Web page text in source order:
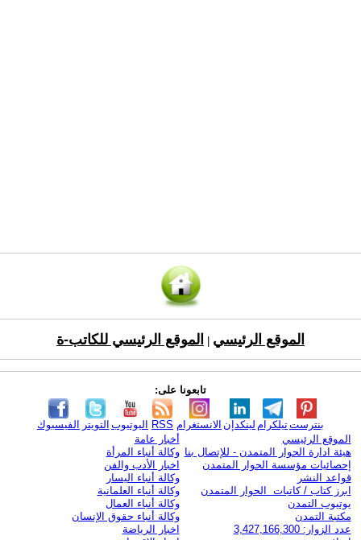
الموقع الرئيسي الموقع الرئيسي للكاتب-ة
تابعونا على:
الفيسبوك التويتر اليوتيوب RSS الانستغرام لينكدإن تيلكرامبنترست
الموقع الرئيسي
هيئة ادارة الحوار المتمدن - للإتصال بنا
إحصائيات مؤسسة الحوار المتمدن
قواعد النشر
ابرز كتاب / كاتبات الحوار المتمدن
يوتيوب التمدن
مكتبة التمدن
عدد الزوار: 3,427,166,300
أخبار عامة
وكالة أنباء المرأة
اخبار الأدب والفن
وكالة أنباء اليسار
وكالة أنباء العلمانية
وكالة أنباء العمال
وكالة أنباء حقوق الإنسان
اخبار الرياضة